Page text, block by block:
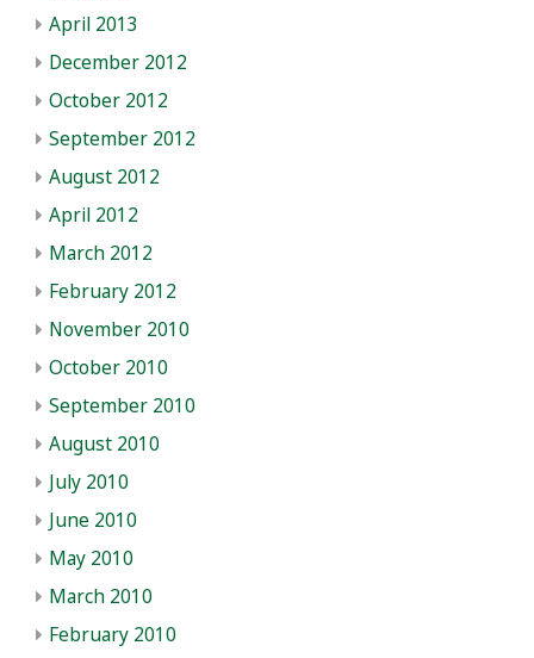
April 2013
December 2012
October 2012
September 2012
August 2012
April 2012
March 2012
February 2012
November 2010
October 2010
September 2010
August 2010
July 2010
June 2010
May 2010
March 2010
February 2010